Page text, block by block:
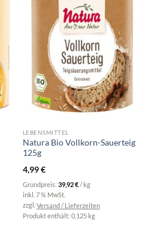
LEBENSMITTEL
Natura Bio Vollkorn-Sauerteig
125g
4,99€
Grundpreis: 39,92€/ kg
inkl. 7 % MwSt.
zzgl. Versand / Lieferzeiten
Produkt enthält: 0,125 kg